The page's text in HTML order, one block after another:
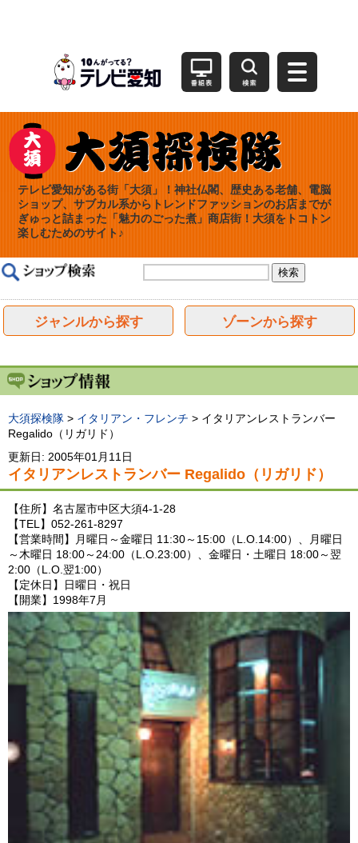
テレビ愛知がある街「大須」！神社仏閣、歴史ある老舗、電脳
ショップ、サブカル系からトレンドファッションのお店までが
ぎゅっと詰まった「魅力のごった煮」商店街！大須をトコトン
楽しむためのサイト♪
ジャンルから探す ゾーンから探す
大須探検隊 > イタリアン・フレンチ > イタリアンレストランバー
Regalido（リガリド）
更新日: 2005年01月11日
イタリアンレストランバー Regalido（リガリド）
【住所】名古屋市中区大須4-1-28
【TEL】052-261-8297
【営業時間】月曜日～金曜日 11:30～15:00（L.O.14:00）、月曜日
～木曜日 18:00～24:00（L.O.23:00）、金曜日・土曜日 18:00～翌
2:00（L.O.翌1:00）
【定休日】日曜日・祝日
【開業】1998年7月